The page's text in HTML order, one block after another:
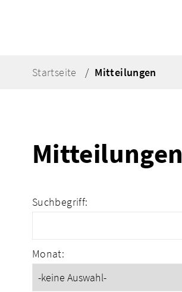
Startseite Mitteilungen
Mitteilungen
Suchbegriff:
Monat: